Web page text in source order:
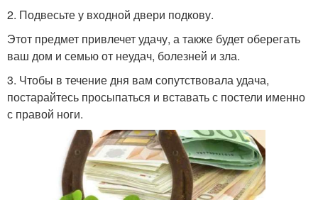
2. Подвесьте у входной двери подкову.
Этот предмет привлечет удачу, а также будет оберегать
ваш дом и семью от неудач, болезней и зла.
3. Чтобы в течение дня вам сопутствовала удача,
постарайтесь просыпаться и вставать с постели именно
с правой ноги.